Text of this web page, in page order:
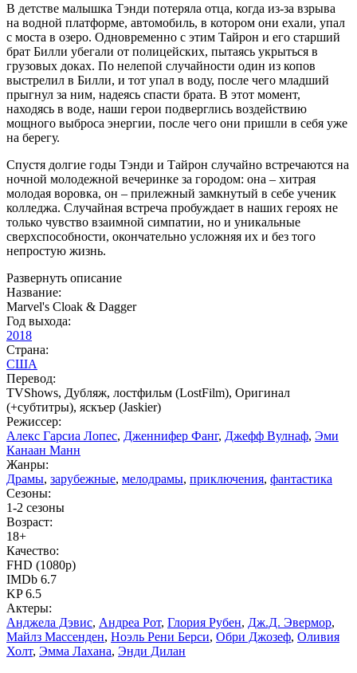
В детстве малышка Тэнди потеряла отца, когда из-за взрыва
на водной платформе, автомобиль, в котором они ехали, упал
с моста в озеро. Одновременно с этим Тайрон и его старший
брат Билли убегали от полицейских, пытаясь укрыться в
грузовых доках. По нелепой случайности один из копов
выстрелил в Билли, и тот упал в воду, после чего младший
прыгнул за ним, надеясь спасти брата. В этот момент,
находясь в воде, наши герои подверглись воздействию
мощного выброса энергии, после чего они пришли в себя уже
на берегу.
Спустя долгие годы Тэнди и Тайрон случайно встречаются на
ночной молодежной вечеринке за городом: она – хитрая
молодая воровка, он – прилежный замкнутый в себе ученик
колледжа. Случайная встреча пробуждает в наших героях не
только чувство взаимной симпатии, но и уникальные
сверхспособности, окончательно усложняя их и без того
непростую жизнь.
Развернуть описание
Название:
Marvel's Cloak & Dagger
Год выхода:
2018
Страна:
США
Перевод:
TVShows, Дубляж, лостфильм (LostFilm), Оригинал
(+субтитры), яскъер (Jaskier)
Режиссер:
Алекс Гарсиа Лопес, Дженнифер Фанг, Джефф Вулнаф, Эми
Канаан Манн
Жанры:
Драмы, зарубежные, мелодрамы, приключения, фантастика
Сезоны:
1-2 сезоны
Возраст:
18+
Качество:
FHD (1080p)
IMDb 6.7
KP 6.5
Актеры:
Анджела Дэвис, Андреа Рот, Глория Рубен, Дж.Д. Эвермор,
Майлз Массенден, Ноэль Рени Берси, Обри Джозеф, Оливия
Холт, Эмма Лахана, Энди Дилан